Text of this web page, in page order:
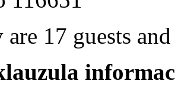
17 guests